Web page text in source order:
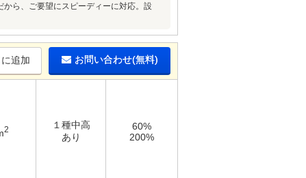
から、ご要望にスピーディーに対応。設
追加 お問い合わせ(無料)
2
１種中高
あり
60%
200%